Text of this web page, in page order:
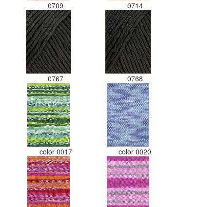
0709 0714
0767 0768
color 0017 color 0020